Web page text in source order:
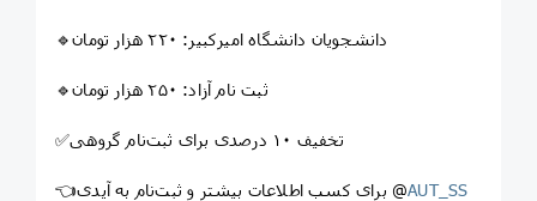
🔹دانشجویان دانشگاه امیرکبیر: ۲۲۰ هزار تومان
🔹ثبت نام آزاد: ۲۵۰ هزار تومان
✅تخفیف ۱۰ درصدی برای ثبت‌نام گروهی
👈برای کسب اطلاعات بیشتر و ثبت‌نام به آیدی @AUT_SS